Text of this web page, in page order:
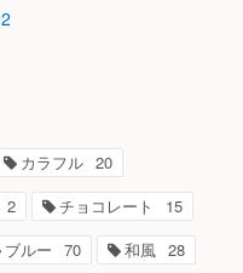
カラフル 20
2 チョコレート
15
ブルー 70 和風 28